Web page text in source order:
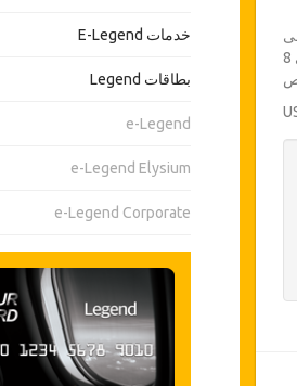
خدمات E-Legend
بطاقات Legend
e-Legend
e-Legend Elysium
e-Legend Corporate
مطماطة - حد أقصى 8